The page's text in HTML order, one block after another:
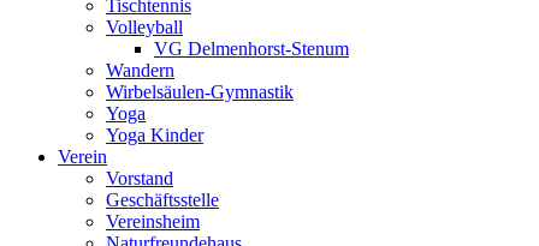
Tischtennis
Volleyball
VG Delmenhorst-Stenum
Wandern
Wirbelsäulen-Gymnastik
Yoga
Yoga Kinder
Verein
Vorstand
Geschäftsstelle
Vereinsheim